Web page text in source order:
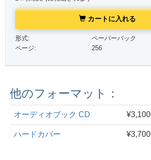
カートに入れる
形式:
ペーパーバック
ページ:
256
他のフォーマット：
オーディオブック CD ¥3,100
ハードカバー ¥3,700